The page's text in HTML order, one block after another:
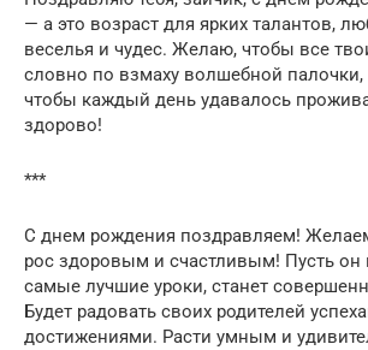
— а это возраст для ярких талантов,
веселья и чудес. Желаю, чтобы все
словно по взмаху волшебной палочки,
чтобы каждый день удавалось
здорово!
***
С днем рождения поздравляем!
рос здоровым и счастливым! Пусть он
самые лучшие уроки, станет
Будет радовать своих родителей
достижениями. Расти умным и